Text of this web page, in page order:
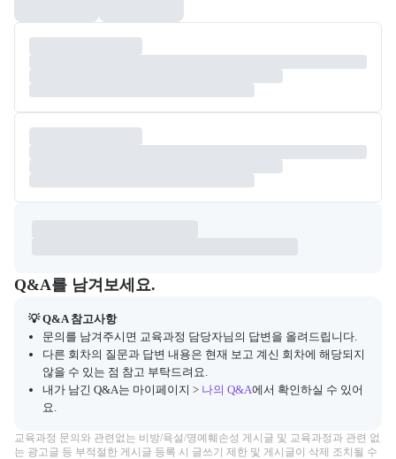
Q&A
캠프 관련 질문과 답변 목록을 확인하고, 질문을 작성할 수 있다.
Q&A를 남겨보세요.
💡 Q&A 참고사항
문의를 남겨주시면 교육과정 담당자님의 답변을 올려드립니다.
다른 회차의 질문과 답변 내용은 현재 보고 계신 회차에 해당되지
않을 수 있는 점 참고 부탁드려요.
내가 남긴 Q&A는 마이페이지 > 나의 Q&A에서 확인하실 수 있어
요.
교육과정 문의와 관련없는 비방/욕설/명예훼손성 게시글 및 교육과정과 관련 없
는 광고글 등 부적절한 게시글 등록 시 글쓰기 제한 및 게시글이 삭제 조치될 수